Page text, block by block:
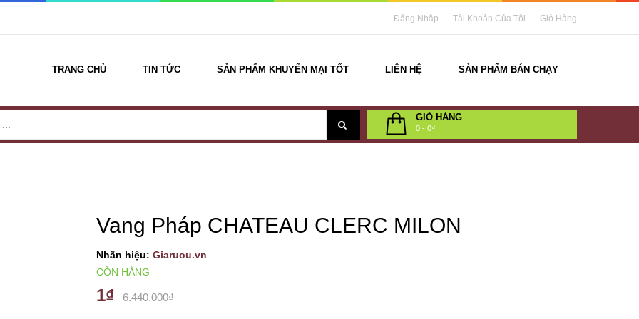
Đăng Nhập Tài Khoản Của Tôi Giỏ Hàng
TRANG CHỦ TIN TỨC SẢN PHẨM KHUYẾN MẠI TỐT LIÊN HỆ SẢN PHẨM BÁN CHẠY
GIỎ HÀNG
0 - 0₫
Vang Pháp CHATEAU CLERC MILON
Nhãn hiệu: Giaruou.vn
CÒN HÀNG
1₫ 6.440.000₫